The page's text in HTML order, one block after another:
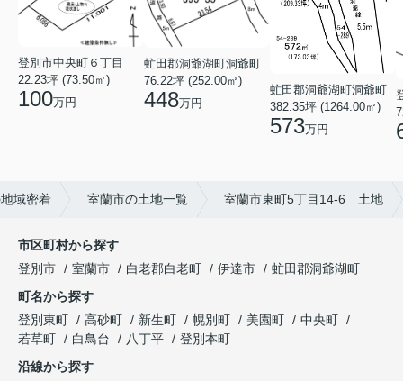
登別市中央町６丁目
22.23坪 (73.50㎡)
100万円
虻田郡洞爺湖町洞爺町
76.22坪 (252.00㎡)
448万円
虻田郡洞爺湖町洞爺町
382.35坪 (1264.00㎡)
573万円
域密着 室蘭市の土地一覧 室蘭市東町5丁目14-6 土地
市区町村から探す
登別市
室蘭市 白老郡白老町 伊達市
虻田郡洞爺湖町
町名から探す
登別東町
高砂町 新生町 幌別町 美園町
中央町
若草町
白鳥台 八丁平
登別本町
沿線から探す